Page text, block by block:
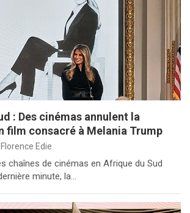
: Des cinémas annulent la
film consacré à Melania Trump
Florence Edie
chaînes de cinémas en Afrique du Sud
minute, la…